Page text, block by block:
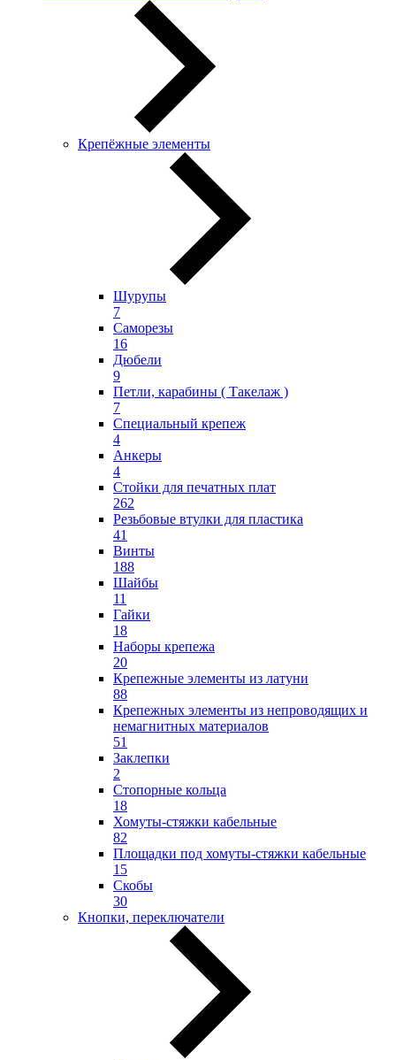
Крепёжные элементы
Шурупы
7
Саморезы
16
Дюбели
9
Петли, карабины ( Такелаж )
7
Специальный крепеж
4
Анкеры
4
Стойки для печатных плат
262
Резьбовые втулки для пластика
41
Винты
188
Шайбы
11
Гайки
18
Наборы крепежа
20
Крепежные элементы из латуни
88
Крепежных элементы из непроводящих и
немагнитных материалов
51
Заклепки
2
Стопорные кольца
18
Хомуты-стяжки кабельные
82
Площадки под хомуты-стяжки кабельные
15
Скобы
30
Кнопки, переключатели